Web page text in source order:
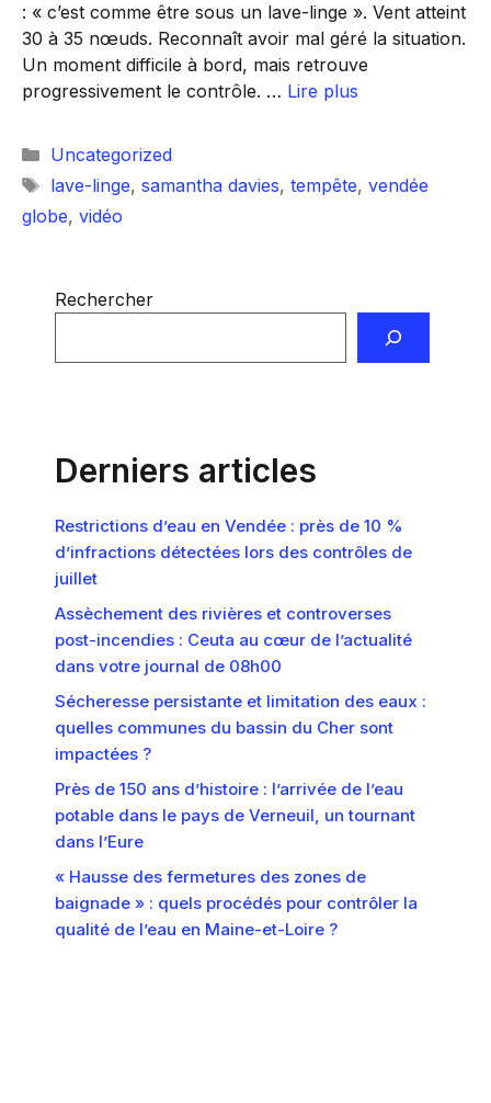
: « c’est comme être sous un lave-linge ». Vent atteint
30 à 35 nœuds. Reconnaît avoir mal géré la situation.
Un moment difficile à bord, mais retrouve
progressivement le contrôle. … Lire plus
Catégories
Uncategorized
Étiquettes
lave-linge, samantha davies, tempête, vendée
globe, vidéo
Rechercher
Derniers articles
Restrictions d’eau en Vendée : près de 10 %
d’infractions détectées lors des contrôles de
juillet
Assèchement des rivières et controverses
post-incendies : Ceuta au cœur de l’actualité
dans votre journal de 08h00
Sécheresse persistante et limitation des eaux :
quelles communes du bassin du Cher sont
impactées ?
Près de 150 ans d’histoire : l’arrivée de l’eau
potable dans le pays de Verneuil, un tournant
dans l’Eure
« Hausse des fermetures des zones de
baignade » : quels procédés pour contrôler la
qualité de l’eau en Maine-et-Loire ?